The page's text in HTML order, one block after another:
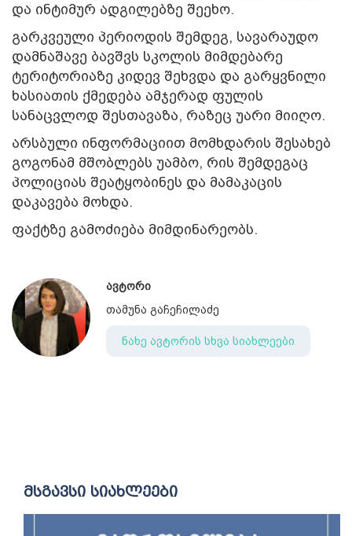
და ინტიმურ ადგილებზე შეეხო.
გარკვეული პერიოდის შემდეგ, სავარაუდო
დამნაშავე ბავშვს სკოლის მიმდებარე
ტერიტორიაზე კიდევ შეხვდა და გარყვნილი
ხასიათის ქმედება ამჯერად ფულის
სანაცვლოდ შესთავაზა, რაზეც უარი მიიღო.
არსბული ინფორმაციით მომხდარის შესახებ
გოგონამ მშობლებს უამბო, რის შემდეგაც
პოლიციას შეატყობინეს და მამაკაცის
დაკავება მოხდა.
ფაქტზე გამოძიება მიმდინარეობს.
ავტორი
თამუნა გაჩეჩილაძე
ნახე ავტორის სხვა სიახლეები
მსგავსი სიახლეები